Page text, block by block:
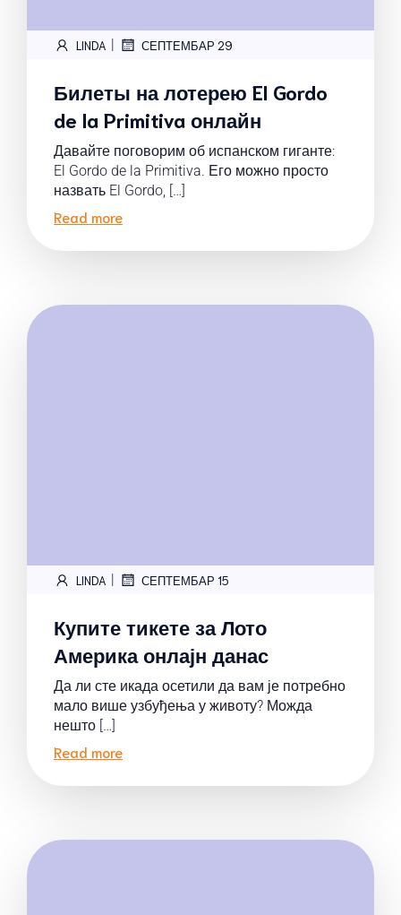
LINDA | СЕПТЕМБАР 29
Билеты на лотерею El Gordo
de la Primitiva онлайн
Давайте поговорим об испанском гиганте:
El Gordo de la Primitiva. Его можно просто
назвать El Gordo, […]
Read more
LINDA | СЕПТЕМБАР 15
Купите тикете за Лото
Америка онлајн данас
Да ли сте икада осетили да вам је потребно
мало више узбуђења у животу? Можда
нешто […]
Read more